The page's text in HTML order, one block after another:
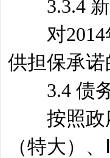
3.3.4 新
对2014年
供担保承诺
3.4 债务
按照政府
（特大）